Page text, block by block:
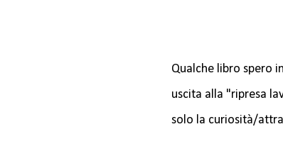
Qualche libro spero
uscita alla "ripresa
solo la curiosità/